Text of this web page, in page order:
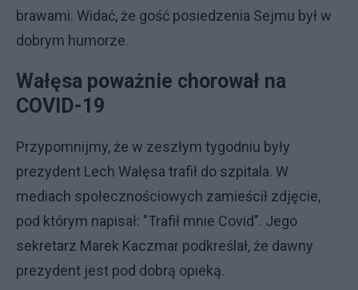
brawami. Widać, że gość posiedzenia Sejmu był w
dobrym humorze.
Wałęsa poważnie chorował na
COVID-19
Przypomnijmy, że w zeszłym tygodniu były
prezydent Lech Wałęsa trafił do szpitala. W
mediach społecznościowych zamieścił zdjęcie,
pod którym napisał: "Trafił mnie Covid". Jego
sekretarz Marek Kaczmar podkreślał, że dawny
prezydent jest pod dobrą opieką.